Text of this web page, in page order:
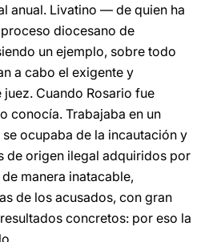
anual. Livatino ― de quien ha
diocesano de
un ejemplo, sobre todo
a cabo el exigente y
Cuando Rosario fue
conocía. Trabajaba en un
ocupaba de la incautación y
de origen ilegal adquiridos por
manera inatacable,
de los acusados, con gran
concretos: por eso la